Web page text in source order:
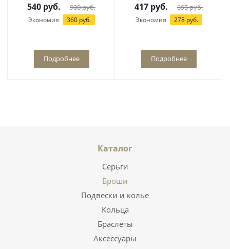
540 руб. 900руб.
Экономия 360руб.
Подробнее
417 руб. 695руб.
Экономия 278руб.
Подробнее
Каталог
Серьги
Броши
Подвески и колье
Кольца
Браслеты
Аксессуары